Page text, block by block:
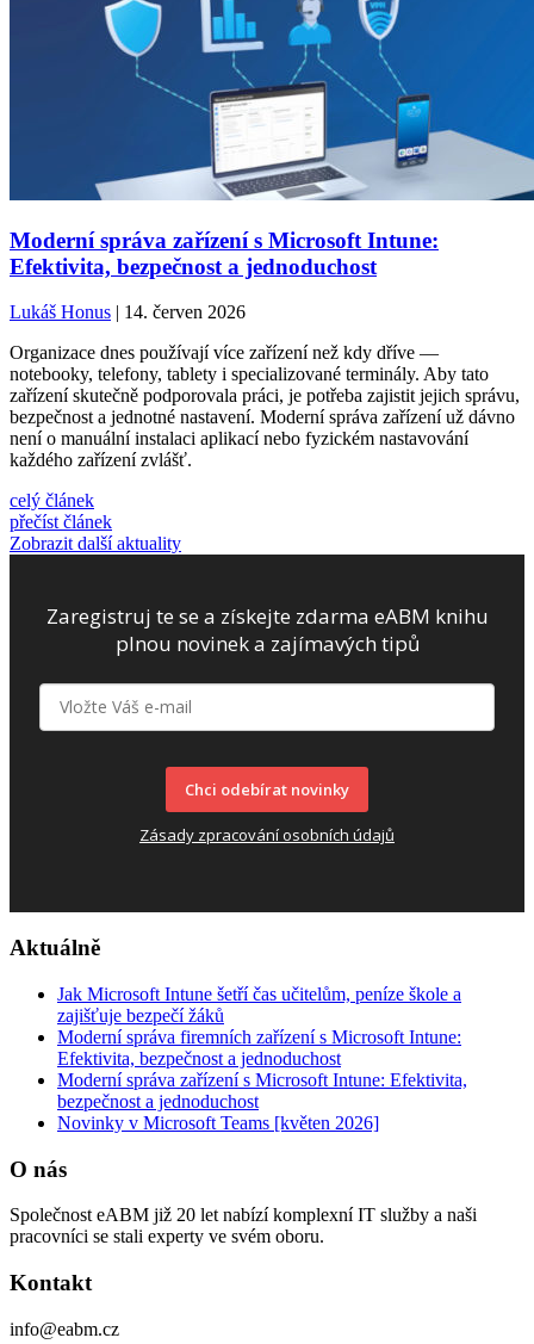
Moderní správa zařízení s Microsoft Intune:
Efektivita, bezpečnost a jednoduchost
Lukáš Honus | 14. červen 2026
Organizace dnes používají více zařízení než kdy dříve —
notebooky, telefony, tablety i specializované terminály. Aby tato
zařízení skutečně podporovala práci, je potřeba zajistit jejich správu,
bezpečnost a jednotné nastavení. Moderní správa zařízení už dávno
není o manuální instalaci aplikací nebo fyzickém nastavování
každého zařízení zvlášť.
celý článek
přečíst článek
Zobrazit další aktuality
Zaregistruj te se a získejte zdarma eABM knihu
plnou novinek a zajímavých tipů
Chci odebírat novinky
Zásady zpracování osobních údajů
Aktuálně
Jak Microsoft Intune šetří čas učitelům, peníze škole a
zajišťuje bezpečí žáků
Moderní správa firemních zařízení s Microsoft Intune:
Efektivita, bezpečnost a jednoduchost
Moderní správa zařízení s Microsoft Intune: Efektivita,
bezpečnost a jednoduchost
Novinky v Microsoft Teams [květen 2026]
O nás
Společnost eABM již 20 let nabízí komplexní IT služby a naši
pracovníci se stali experty ve svém oboru.
Kontakt
info@eabm.cz